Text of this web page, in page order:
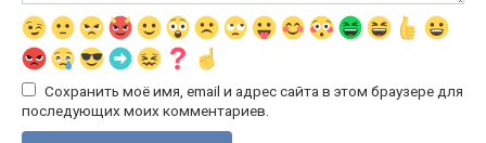
Сохранить моё имя, email и адрес сайта в этом браузере для
последующих моих комментариев.